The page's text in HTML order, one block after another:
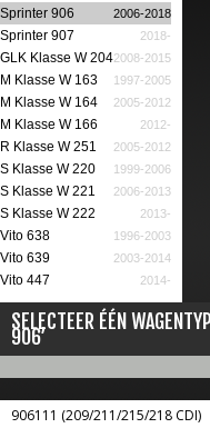
Sprinter 906 2006-2018
Sprinter 907 2018-
GLK Klasse W 2042008-2015
M Klasse W 163 1997-2005
M Klasse W 164 2005-2012
M Klasse W 166 2012-
R Klasse W 251 2005-2012
S Klasse W 220 1999-2006
S Klasse W 221 2006-2013
S Klasse W 222 2013-
Vito 638 1996-2003
Vito 639 2003-2014
Vito 447 2014-
SELECTEER ÉÉN
906’
906111 (209/211/215/218 CDI)